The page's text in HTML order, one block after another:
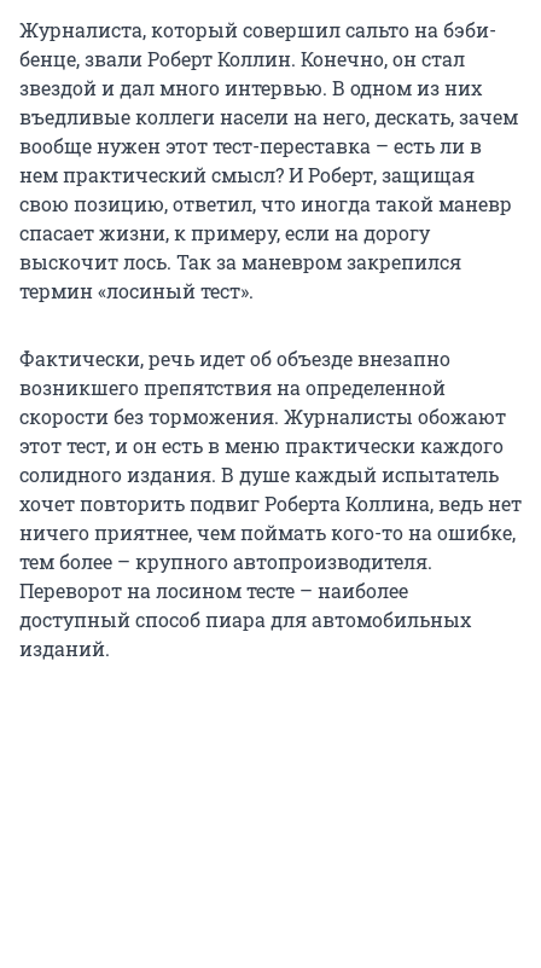
Журналиста, который совершил сальто на бэби-
бенце, звали Роберт Коллин. Конечно, он стал
звездой и дал много интервью. В одном из них
въедливые коллеги насели на него, дескать, зачем
вообще нужен этот тест-переставка – есть ли в
нем практический смысл? И Роберт, защищая
свою позицию, ответил, что иногда такой маневр
спасает жизни, к примеру, если на дорогу
выскочит лось. Так за маневром закрепился
термин «лосиный тест».
Фактически, речь идет об объезде внезапно
возникшего препятствия на определенной
скорости без торможения. Журналисты обожают
этот тест, и он есть в меню практически каждого
солидного издания. В душе каждый испытатель
хочет повторить подвиг Роберта Коллина, ведь нет
ничего приятнее, чем поймать кого-то на ошибке,
тем более – крупного автопроизводителя.
Переворот на лосином тесте – наиболее
доступный способ пиара для автомобильных
изданий.